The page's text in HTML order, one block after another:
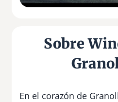
Sobre
En el corazón de